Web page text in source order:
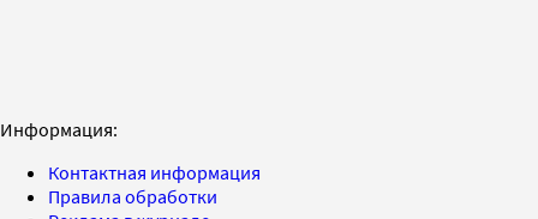
Информация:
Контактная информация
Правила обработки